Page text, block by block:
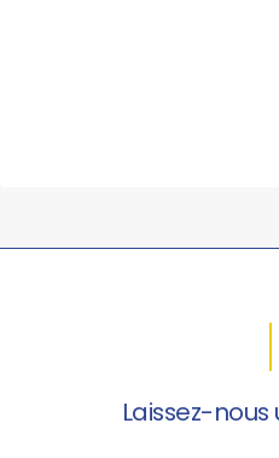
Laissez-